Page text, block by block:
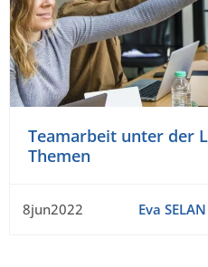
Teamarbeit unter der
Themen
8jun2022 Eva SELAN